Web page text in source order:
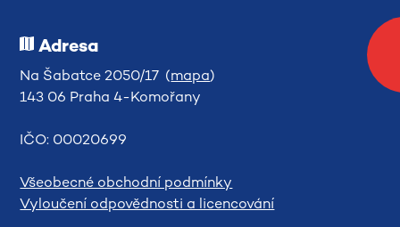
Adresa
Na Šabatce 2050/17 (mapa)
143 06 Praha 4-Komořany
IČO: 00020699
Všeobecné obchodní podmínky
Vyloučení odpovědnosti a licencování